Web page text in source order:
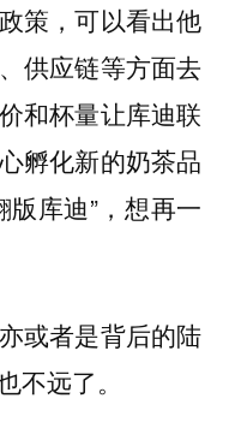
策，可以看出他
供应链等方面去
和杯量让库迪联
孵化新的奶茶品
库迪”，想再一
或者是背后的陆
不远了。